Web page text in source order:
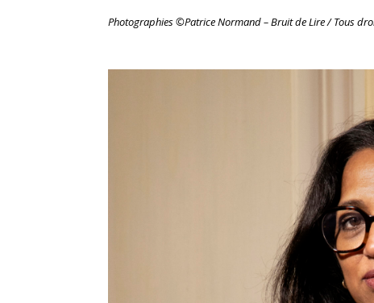
Photographies ©Patrice Normand – Bruit de Lire / Tous